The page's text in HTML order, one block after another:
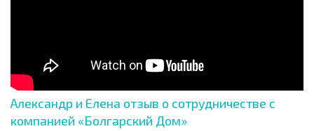
Александр и Елена отзыв о сотрудничестве с
компанией «Болгарский Дом»